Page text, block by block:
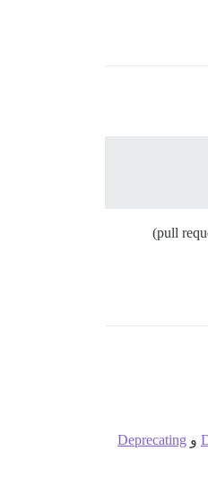
أعتقد أنه يجب أن يكون ذلك ممكنًا. أنا مشغول جدًا في الوقت الحالي لذلك ليس لدي وقت لإجراء هذا التغيير بنفسي، ولكن إذا قدم شخص ما طلب سحب (pull request)
و Deprecating